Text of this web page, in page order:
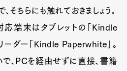
そちらにも触れておきましょう。
端末はタブレットの「Kindle
ーダー「Kindle Paperwhite」。
で、PCを経由せずに直接、書籍